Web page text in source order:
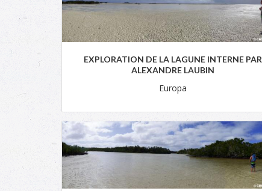
EXPLORATION DE LA LAGUNE INTERNE PAR
ALEXANDRE LAUBIN
Europa